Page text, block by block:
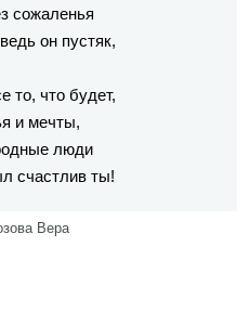
сожаленья
он пустяк,
то, что будет,
и мечты,
люди
счастлив ты!
Вера